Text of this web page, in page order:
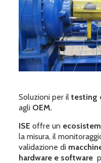
Soluzioni per il testing
agli OEM.
ISE offre un
la misura, il
validazione di
hardware e software